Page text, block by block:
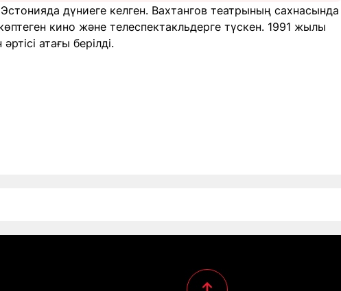
дүниеге келген. Вахтангов театрының сахнасында
кино және телеспектакльдерге түскен. 1991 жылы
атағы берілді.